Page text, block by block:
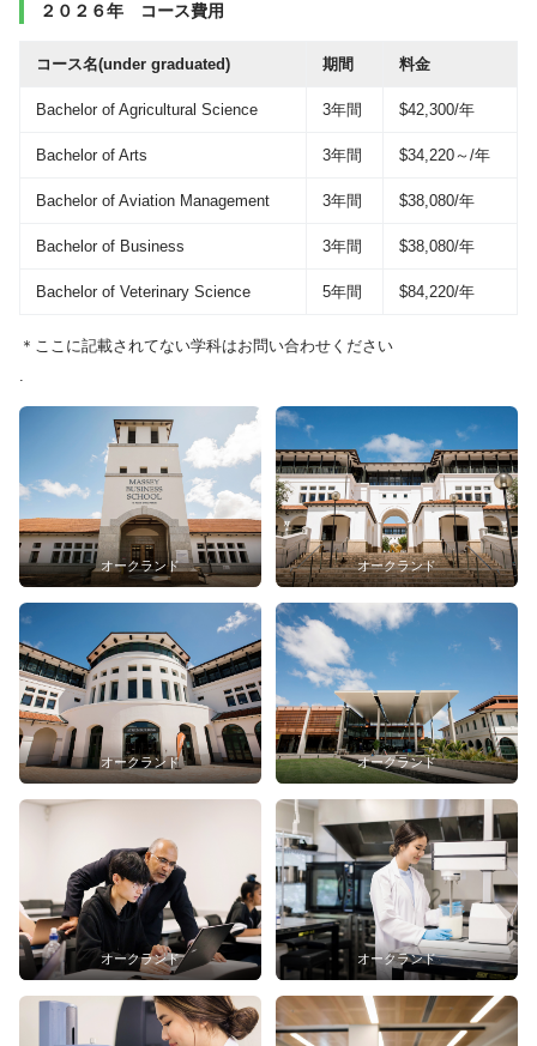
２０２６年 コース費用
コース名(under graduated) 期間 料金
Bachelor of Agricultural Science 3年間 $42,300/年
Bachelor of Arts 3年間 $34,220～/年
Bachelor of Aviation Management 3年間 $38,080/年
Bachelor of Business 3年間 $38,080/年
Bachelor of Veterinary Science 5年間 $84,220/年
＊ここに記載されてない学科はお問い合わせください
オークランド オークランド
オークランド オークランド
オークランド オークランド